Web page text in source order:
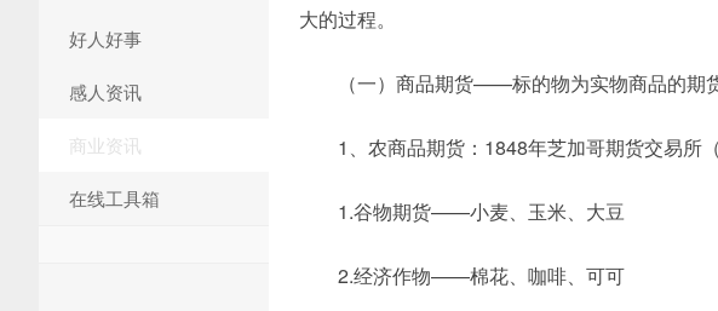
好人好事
感人资讯
商业资讯
在线工具箱
大的过程。
（一）商品期货——标的物为实物商品的期
1、农商品期货：1848年芝加哥期货交易所
1.谷物期货——小麦、玉米、大豆
2.经济作物——棉花、咖啡、可可